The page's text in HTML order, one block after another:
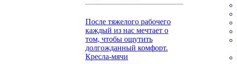
После тяжелого рабочего
каждый из нас мечтает о
том, чтобы ощутить
долгожданный комфорт.
Кресла-мячи